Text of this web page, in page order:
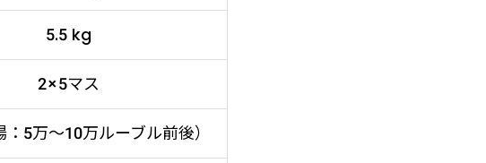
5.5 kg
2×5マス
5万～10万ルーブル前後）